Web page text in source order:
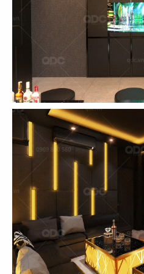
EL GAUCHO
CN Lotte Mall - Tây Hồ
31
EL GAUCHO
CN Tràng Tiền, Hà Nội
33
EL GAUCHO
CN Đà Nẵng